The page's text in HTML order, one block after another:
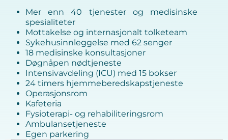
Mer enn 40 tjenester og medisinske
spesialiteter
Mottakelse og internasjonalt tolketeam
Sykehusinnleggelse med 62 senger
18 medisinske konsultasjoner
Døgnåpen nødtjeneste
Intensivavdeling (ICU) med 15 bokser
24 timers hjemmeberedskapstjeneste
Operasjonsrom
Kafeteria
Fysioterapi- og rehabiliteringsrom
Ambulansetjeneste
Egen parkering